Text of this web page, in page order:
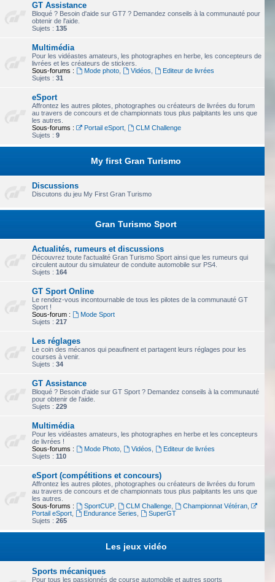
GT Assistance
Bloqué ? Besoin d'aide sur GT7 ? Demandez conseils à la communauté pour
obtenir de l'aide.
Sujets : 135
Multimédia
Pour les vidéastes amateurs, les photographes en herbe, les concepteurs de
livrées et les créateurs de stickers.
Sous-forums :
Mode photo, Vidéos
Editeur de livrées
Sujets : 31
eSport
Affrontez les autres pilotes, photographes ou créateurs de livrées du forum
au travers de concours et de championnats tous plus palpitants les uns que
les autres.
Sous-forums :
Portail eSport,
CLM Challenge
Sujets : 9
My first Gran Turismo
Discussions
Discutons du jeu My First Gran Turismo
Gran Turismo Sport
Actualités, rumeurs et discussions
Découvrez toute l'actualité Gran Turismo Sport ainsi que les rumeurs qui
circulent autour du simulateur de conduite automobile sur PS4.
Sujets : 164
GT Sport Online
Le rendez-vous incontournable de tous les pilotes de la communauté GT
Sport !
Sous-forum :
Mode Sport
Sujets : 217
Les réglages
Le coin des mécanos qui peaufinent et partagent leurs réglages pour les
courses à venir.
Sujets : 34
GT Assistance
Bloqué ? Besoin d'aide sur GT Sport ? Demandez conseils à la communauté
pour obtenir de l'aide.
Sujets : 229
Multimédia
Pour les vidéastes amateurs, les photographes en herbe et les concepteurs
de livrées !
Sous-forums :
Mode Photo, Vidéos
Editeur de livrées
Sujets : 110
eSport (compétitions et concours)
Affrontez les autres pilotes, photographes ou créateurs de livrées du forum
au travers de concours et de championnats tous plus palpitants les uns que
les autres.
Sous-forums :
SportCUP, CLM Challenge, Championnat Vétéran,
Portail eSport
Endurance Series
SuperGT
Sujets : 265
Les jeux vidéo
Sports mécaniques
Pour tous les passionnés de course automobile et autres sports